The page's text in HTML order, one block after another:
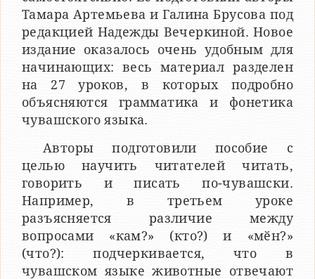
Тамара Артемьева и Галина Брусова под
редакцией Надежды Вечеркиной. Новое
издание оказалось очень удобным для
начинающих: весь материал разделен
на 27 уроков, в которых подробно
объясняются грамматика и фонетика
чувашского языка.
Авторы подготовили пособие с
целью научить читателей читать,
говорить и писать по-чувашски.
Например, в третьем уроке
разъясняется различие между
вопросами «кам?» (кто?) и «мӗн?»
(что?): подчеркивается, что в
чувашском языке животные отвечают